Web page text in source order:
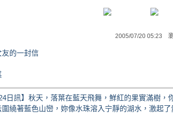
2005/07/20 05:23
的一封信
日訊】秋天，落葉在藍天飛舞，鮮紅的果實滿樹，
繞著藍色山巒，妳像水珠溶入宁靜的湖水，激起